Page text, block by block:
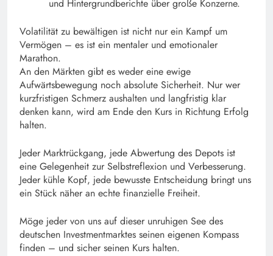
und Hintergrundberichte über große Konzerne.
Volatilität zu bewältigen ist nicht nur ein Kampf um
Vermögen – es ist ein mentaler und emotionaler
Marathon.
An den Märkten gibt es weder eine ewige
Aufwärtsbewegung noch absolute Sicherheit. Nur wer
kurzfristigen Schmerz aushalten und langfristig klar
denken kann, wird am Ende den Kurs in Richtung Erfolg
halten.
Jeder Marktrückgang, jede Abwertung des Depots ist
eine Gelegenheit zur Selbstreflexion und Verbesserung.
Jeder kühle Kopf, jede bewusste Entscheidung bringt uns
ein Stück näher an echte finanzielle Freiheit.
Möge jeder von uns auf dieser unruhigen See des
deutschen Investmentmarktes seinen eigenen Kompass
finden – und sicher seinen Kurs halten.